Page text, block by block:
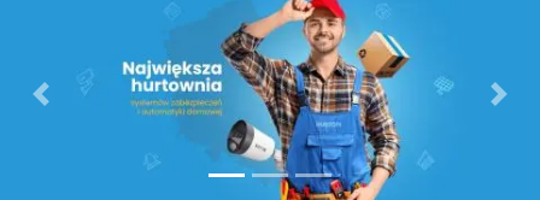
Previous Next